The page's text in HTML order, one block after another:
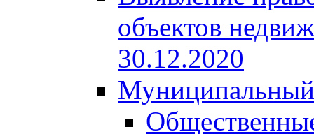
объектов
30.12.2020
Муниципальный